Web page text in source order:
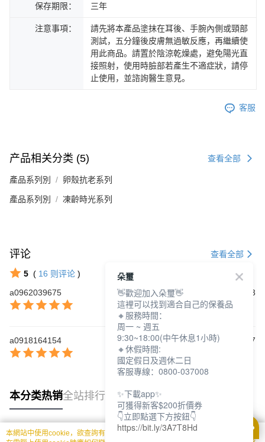
保存期限： 三年
注意事項：
請先將本產品塗抹在耳後、手腕內側或頸部
測試，五分鐘後皮膚無過敏反應，再繼續使
用此商品。請置於陰涼乾燥處，避免陽光直
接照射，使用時臉部若產生不適症狀，請停
止使用，並諮詢醫生意見。
客服
产品相关分类 (5) 查看全部
產品系列別 卵殼抗老系列
產品系列別 凍齡時光系列
评论 查看全部
5 ( 16 则评论 )
a0962039675
2025/06/23
a0918164154 2024/09/17
本分类热销全站排行
本網站中使用cookie，欲查詢有關本網站使用cookie方式之詳情，及若您不希望
朵璽
👋歡迎加入朵璽👋
這裡可以找到適合自己的保養品
🔸服務時間：
周一 ~ 週五
9:30~18:00(中午休息1小時)
🔸休假時間:
國定假日及週休二日
客服專線：0800-037008
✨下載app✨
可獲得新客$200折價券
👇立即點選下方按鈕👇
https://bit.ly/3A7T8Hd